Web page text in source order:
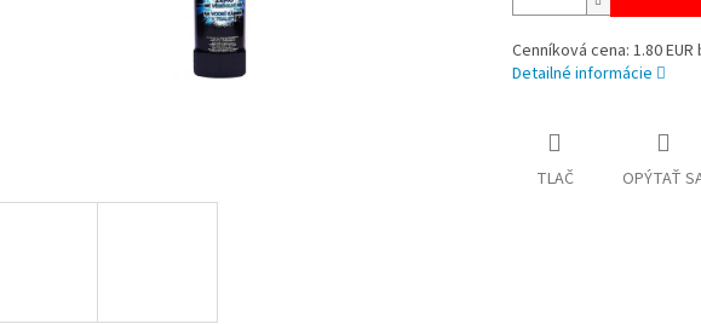
Cenníková cena: 1.80 EUR
Detailné informácie
TLAČ OPÝTAŤ